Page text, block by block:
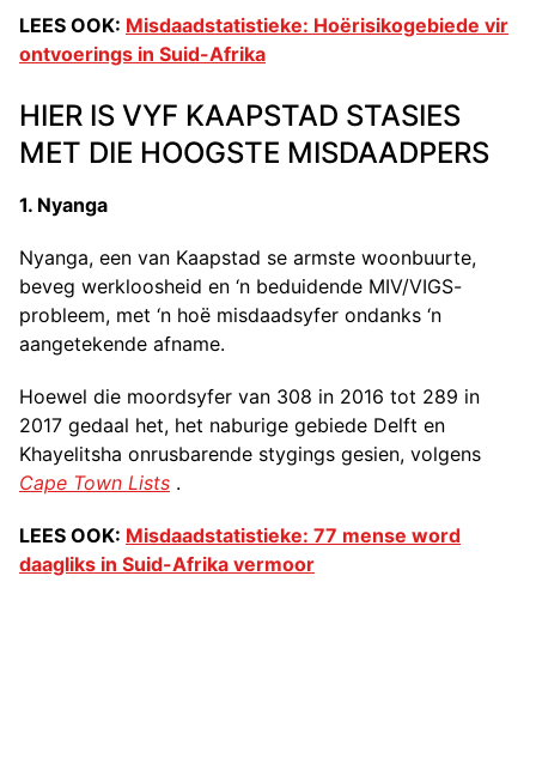
LEES OOK: Misdaadstatistieke: Hoërisikogebiede vir
ontvoerings in Suid-Afrika
HIER IS VYF KAAPSTAD STASIES
MET DIE HOOGSTE MISDAADPERS
1. Nyanga
Nyanga, een van Kaapstad se armste woonbuurte,
beveg werkloosheid en ‘n beduidende MIV/VIGS-
probleem, met ‘n hoë misdaadsyfer ondanks ‘n
aangetekende afname.
Hoewel die moordsyfer van 308 in 2016 tot 289 in
2017 gedaal het, het naburige gebiede Delft en
Khayelitsha onrusbarende stygings gesien, volgens
Cape Town Lists .
LEES OOK: Misdaadstatistieke: 77 mense word
daagliks in Suid-Afrika vermoor